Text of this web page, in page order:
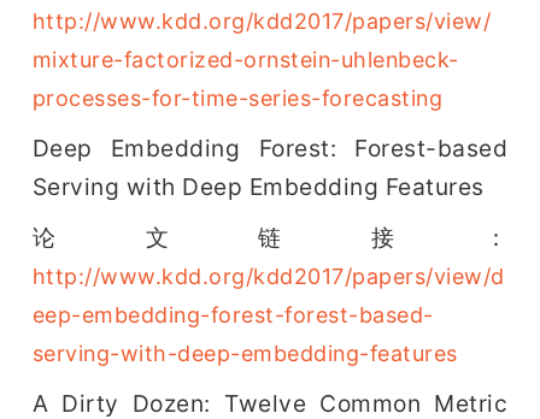
http://www.kdd.org/kdd2017/papers/view/
mixture-factorized-ornstein-uhlenbeck-
processes-for-time-series-forecasting
Deep Embedding Forest: Forest-based
Serving with Deep Embedding Features
论文链接：
http://www.kdd.org/kdd2017/papers/view/d
eep-embedding-forest-forest-based-
serving-with-deep-embedding-features
A Dirty Dozen: Twelve Common Metric